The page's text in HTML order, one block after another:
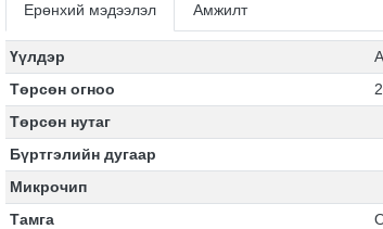
Ерөнхий мэдээлэл Амжилт
Үүлдэр
Төрсөн огноо
Төрсөн нутаг
Бүртгэлийн дугаар
Микрочип
Тамга